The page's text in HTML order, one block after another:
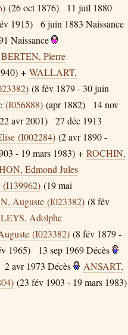
(26 oct 1876)
11 juil 1880
1915) 6 juin 1883 Naissance
Naissance
BERTEN, Pierre
+ WALLART,
(8 fév 1879 - 30 juin
(I056888) (apr 1882)
14 nov
avr 2001)
27 déc 1913
(I002284) (2 avr 1890 -
- 19 mars 1983) + ROCHIN,
Edmond Jules
(19 mai
Auguste (I023382) (8 fév
LEYS, Adolphe
(I023382) (8 fév 1879 -
1965) 13 sep 1969Décès
2 avr 1973 Décès
ANSART,
(23 fév 1903 - 19 mars 1983)